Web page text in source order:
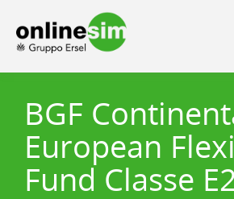
BGF
European
Fund Classe